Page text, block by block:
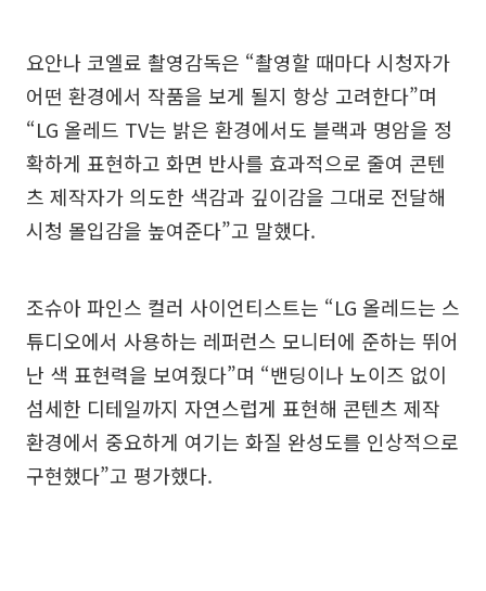
요안나 코엘료 촬영감독은 “촬영할 때마다 시청자가
어떤 환경에서 작품을 보게 될지 항상 고려한다”며
“LG 올레드 TV는 밝은 환경에서도 블랙과 명암을 정
확하게 표현하고 화면 반사를 효과적으로 줄여 콘텐
츠 제작자가 의도한 색감과 깊이감을 그대로 전달해
시청 몰입감을 높여준다”고 말했다.
조슈아 파인스 컬러 사이언티스트는 “LG 올레드는 스
튜디오에서 사용하는 레퍼런스 모니터에 준하는 뛰어
난 색 표현력을 보여줬다”며 “밴딩이나 노이즈 없이
섬세한 디테일까지 자연스럽게 표현해 콘텐츠 제작
환경에서 중요하게 여기는 화질 완성도를 인상적으로
구현했다”고 평가했다.